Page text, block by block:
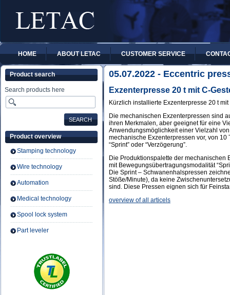
HOME ABOUT LETAC CUSTOMER SERVICE
Product search
Search products here
Product overview
Stamping technology
Wire technology
Automation
Medical technology
Spool lock system
Part leveler
05.07.2022 - Eccentric
Exzenterpresse 20 t mit C-
Kürzlich installierte Exzenterpresse 20 t
Die mechanischen Exzenterpressen sind
ihren Merkmalen, aber geeignet für eine
Anwendungsmöglichkeit einer Vielzahl
mechanische Exzenterpressen vor, von
“Sprint” oder “Verzögerung”.
Die Produktionspalette der mechanischen
mit Bewegungsübertragungsmodalität
Die Sprint – Schwanenhalspressen
Stöße/Minute), da keine
sind. Diese Pressen eignen sich für
overview of all articels